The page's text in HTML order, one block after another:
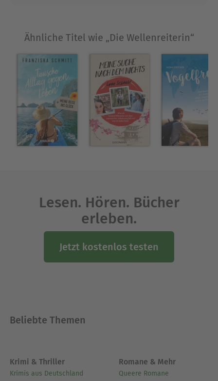
Bloggerin, inzwischen Anfang 30, segelt, um eins
kleines bisschen besser zu machen. Mit "Die
Wellenreiterin" lässt sie ihre Leser teilhaben am
Abenteuer. Sie selbst hat begonnen zu handeln,
sammelt auf ihren Segelreisen den Müll im Meer,
lebt nachhaltiger und inspiriert und aktiviert
dadurch Tausende von Lesern ihres Blogs und
ihrer Bücher.Lassen Sie sich anstecken von der
Begeisterung für Boote, glasklares Wasser und
Ähnliche Titel wie „Die Wellenreiterin“
Lesen. Hören. Bücher
erleben.
Jetzt kostenlos testen
Beliebte Themen
Krimi & Thriller
Krimis aus Deutschland
Romane & Mehr
Queere Romane